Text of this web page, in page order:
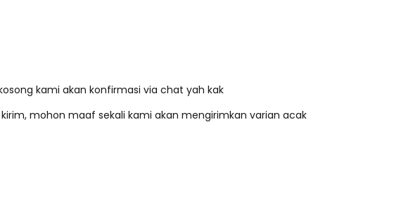
kami akan konfirmasi via chat yah kak
mohon maaf sekali kami akan mengirimkan varian acak